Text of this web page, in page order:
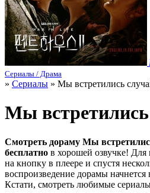
Сериалы / Драма
» Сериалы » Мы встретились
Мы
Смотреть дораму Мы
бесплатно в хорошей озвучке! Для
на кнопку в плеере и спустя
воспроизведение дорамы начнется
Кстати, смотреть любимые